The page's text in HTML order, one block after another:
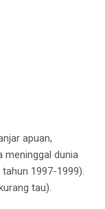
apuan,
meninggal dunia
1997-1999).
tau).